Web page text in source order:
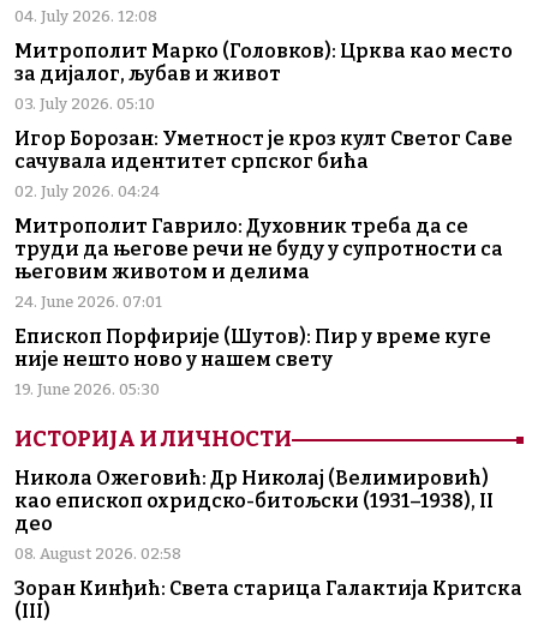
04. July 2026. 12:08
Митрополит Марко (Головков): Црква као место
за дијалог, љубав и живот
03. July 2026. 05:10
Игор Борозан: Уметност је кроз култ Светог Саве
сачувала идентитет српског бића
02. July 2026. 04:24
Митрополит Гаврило: Духовник треба да се
труди да његове речи не буду у супротности са
његовим животом и делима
24. June 2026. 07:01
Епископ Порфирије (Шутов): Пир у време куге
није нешто ново у нашем свету
19. June 2026. 05:30
ИСТОРИЈА И ЛИЧНОСТИ
Никола Ожеговић: Др Николај (Велимировић)
као епископ охридско-битољски (1931–1938), II
део
08. August 2026. 02:58
Зоран Кинђић: Света старица Галактија Критска
(III)